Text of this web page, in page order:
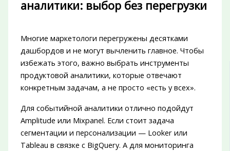
аналитики: выбор без перегрузки
Многие маркетологи перегружены десятками
дашбордов и не могут вычленить главное. Чтобы
избежать этого, важно выбрать инструменты
продуктовой аналитики, которые отвечают
конкретным задачам, а не просто «есть у всех».
Для событийной аналитики отлично подойдут
Amplitude или Mixpanel. Если стоит задача
сегментации и персонализации — Looker или
Tableau в связке с BigQuery. А для мониторинга